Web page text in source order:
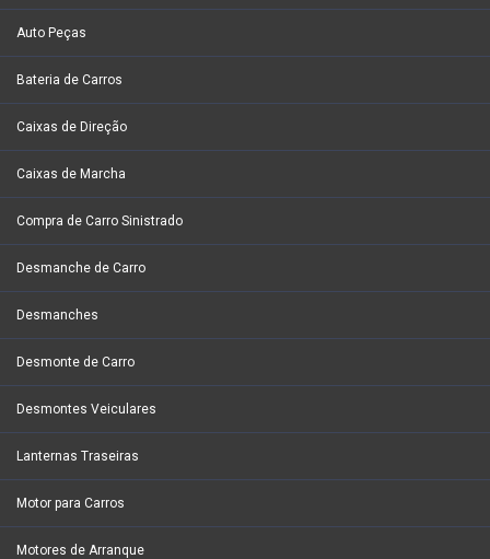
Auto Peças
Bateria de Carros
Caixas de Direção
Caixas de Marcha
Compra de Carro Sinistrado
Desmanche de Carro
Desmanches
Desmonte de Carro
Desmontes Veiculares
Lanternas Traseiras
Motor para Carros
Motores de Arranque